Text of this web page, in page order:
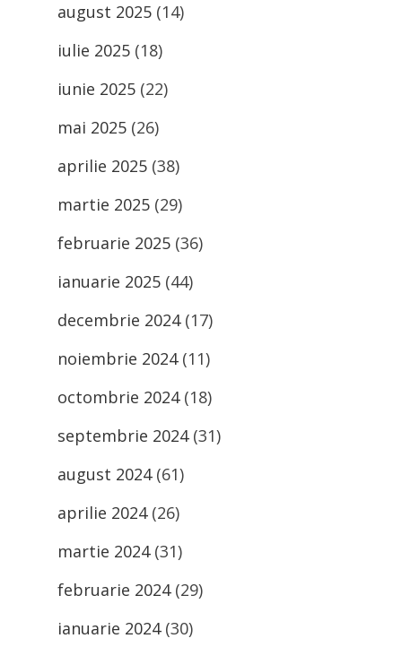
august 2025 (14)
iulie 2025 (18)
iunie 2025 (22)
mai 2025 (26)
aprilie 2025 (38)
martie 2025 (29)
februarie 2025 (36)
ianuarie 2025 (44)
decembrie 2024(17)
noiembrie 2024(11)
octombrie 2024(18)
septembrie 2024(31)
august 2024(61)
aprilie 2024(26)
martie 2024(31)
februarie 2024(29)
ianuarie 2024(30)